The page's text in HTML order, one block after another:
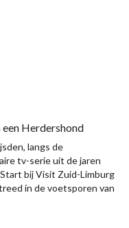
Herdershond
langs de
tv-serie uit de jaren
bij Visit Zuid-Limburg
in de voetsporen van